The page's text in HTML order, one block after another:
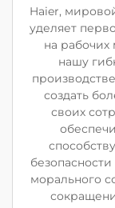
Haier,
уделяет
на рабочих
нашу
создать
своих
морального